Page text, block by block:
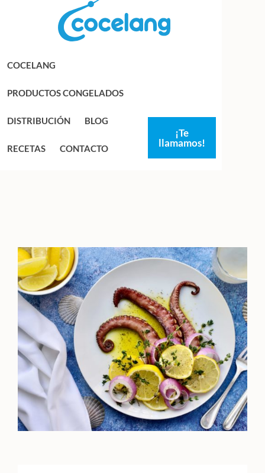
principal
COCELANG
PRODUCTOS CONGELADOS
DISTRIBUCIÓN BLOG
RECETAS CONTACTO
¡Te
llamamos!